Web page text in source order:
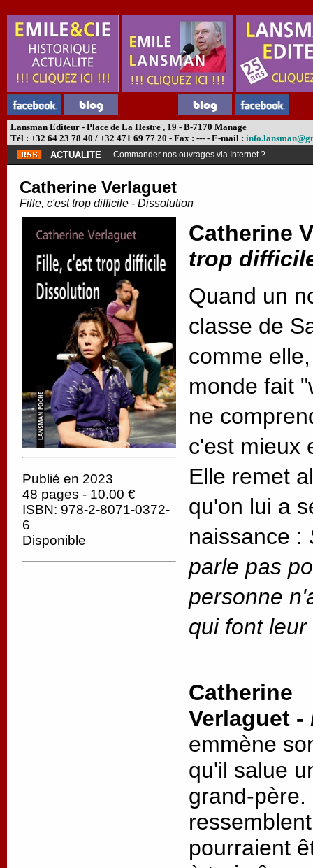
Lansman Editeur - Place de La Hestre , 19 - B-7170 Manage
Tél : +32 64 23 78 40 / +32 471 69 77 20 - Fax : --- - E-mail :
ACTUALITE
Commander nos ouvrages via Internet ?
Catherine Verlaguet
Fille, c'est trop difficile - Dissolution
Publié en 2023
48 pages - 10.00 €
ISBN: 978-2-8071-0372-
6
Disponible
Catherine
trop
Quand un
classe de
comme
monde fait
ne
c'est mieux
Elle remet
qu'on lui a
naissance :
parle pas
personne
qui font
Catherine
Verlaguet -
emmène
qu'il salue
grand-
pourraient